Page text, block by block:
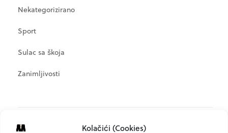
Kolačići (Cookies)
Nekategorizirano
Sport
Sulac sa škoja
Zanimljivosti